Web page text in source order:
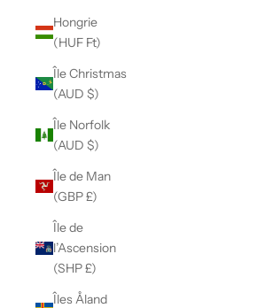
Hongrie
(HUF Ft)
Île Christmas
(AUD $)
Île Norfolk
(AUD $)
Île de Man
(GBP £)
Île de
l’Ascension
(SHP £)
Îles Åland